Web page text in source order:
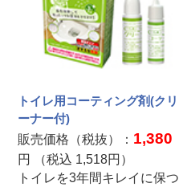
トイレ用コーティング剤(クリ
ーナー付)
販売価格（税抜）： 1,380
円 （税込 1,518円）
トイレを3年間キレイに保つ